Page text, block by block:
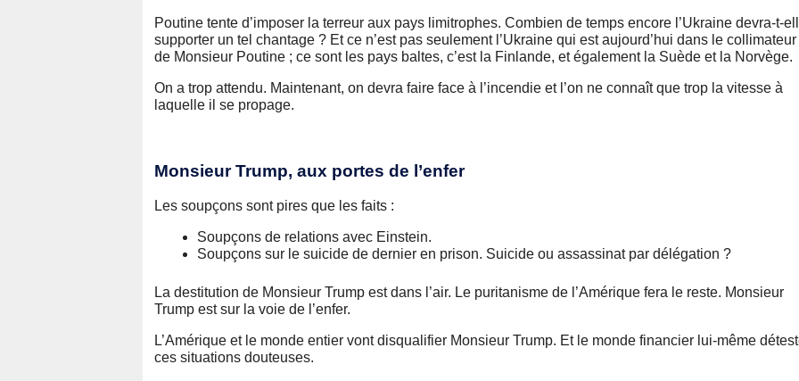
Poutine tente d’imposer la terreur aux pays limitrophes. Combien de temps encore l’Ukraine devra-t-
supporter un tel chantage ? Et ce n’est pas seulement l’Ukraine qui est aujourd’hui dans le collimateur
de Monsieur Poutine ; ce sont les pays baltes, c’est la Finlande, et également la Suède et la Norvège.
On a trop attendu. Maintenant, on devra faire face à l’incendie et l’on ne connaît que trop la vitesse à
laquelle il se propage.
Monsieur Trump, aux portes de l’enfer
Les soupçons sont pires que les faits :
Soupçons de relations avec Einstein.
Soupçons sur le suicide de dernier en prison. Suicide ou assassinat par délégation ?
La destitution de Monsieur Trump est dans l’air. Le puritanisme de l’Amérique fera le reste. Monsieur
Trump est sur la voie de l’enfer.
L’Amérique et le monde entier vont disqualifier Monsieur Trump. Et le monde financier lui-même
ces situations douteuses.